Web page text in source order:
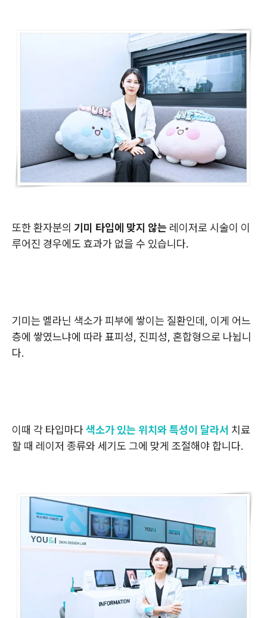
또한 환자분의 기미 타입에 맞지 않는 레이저로 시술이 이
루어진 경우에도 효과가 없을 수 있습니다.
기미는 멜라닌 색소가 피부에 쌓이는 질환인데, 이게 어느
층에 쌓였느냐에 따라 표피성, 진피성, 혼합형으로 나뉩니
다.
이때 각 타입마다색소가 있는 위치와 특성이 달라서 치료
할 때 레이저 종류와 세기도 그에 맞게 조절해야 합니다.